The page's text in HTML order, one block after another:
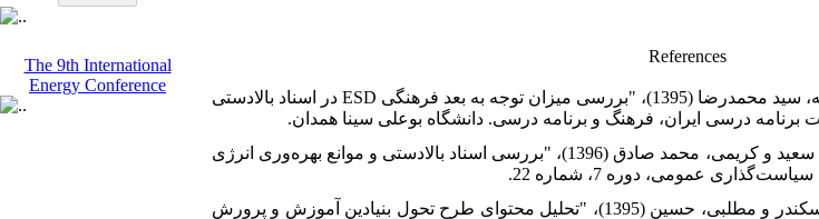
The 9th International
Energy Conference
References
1. [1]احمدی، غلامعلی؛ رضایی، مریم و امام‌جمعه، سید محمدرضا (1395)، "بررسی میزان توجه به بعد فرهنگی ESD در اسناد بالادستی
برنامه درسی ایران، فرهنگ و برنامه درسی. دانشگاه بوعلی سینا همدان.
2. [2]احمدی، معین؛ ملکی، عباس؛ ودادی کلانتر، سعید و کریمی، محمد صادق (1396)، "بررسی اسناد بالادستی و موانع بهره‌وری انرژی
عمومی، دوره 7، شماره 22.
3. [3]ادیب، یوسف؛ عظیمی، محمد؛ فتحی آذر، اسکندر و مطلبی، حسین (1395)، "تحلیل محتوای طرح تحول بنیادین آموزش و پرورش